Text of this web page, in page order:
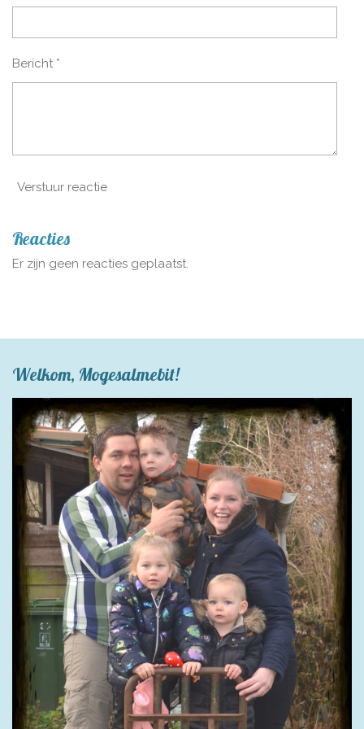
Bericht *
Verstuur reactie
Reacties
Er zijn geen reacties geplaatst.
Welkom, Mogesalmebit!